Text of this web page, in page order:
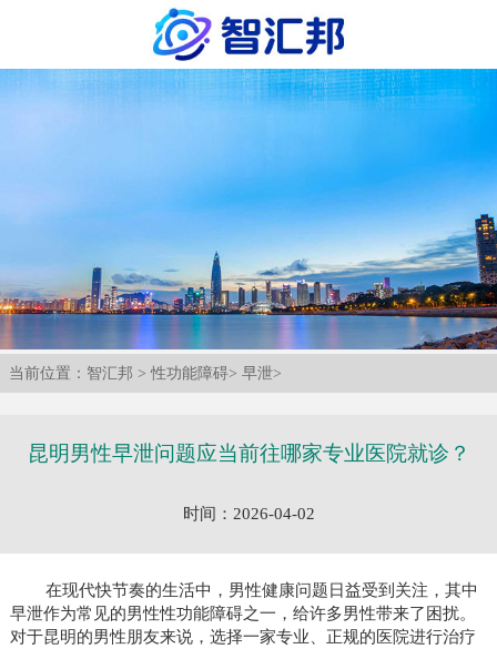
当前位置： 智汇邦 >性功能障碍> 早泄>
昆明男性早泄问题应当前往哪家专业医院就诊？
时间：2026-04-02
在现代快节奏的生活中，男性健康问题日益受到关注，其中
早泄作为常见的男性性功能障碍之一，给许多男性带来了困扰。
对于昆明的男性朋友来说，选择一家专业、正规的医院进行治疗